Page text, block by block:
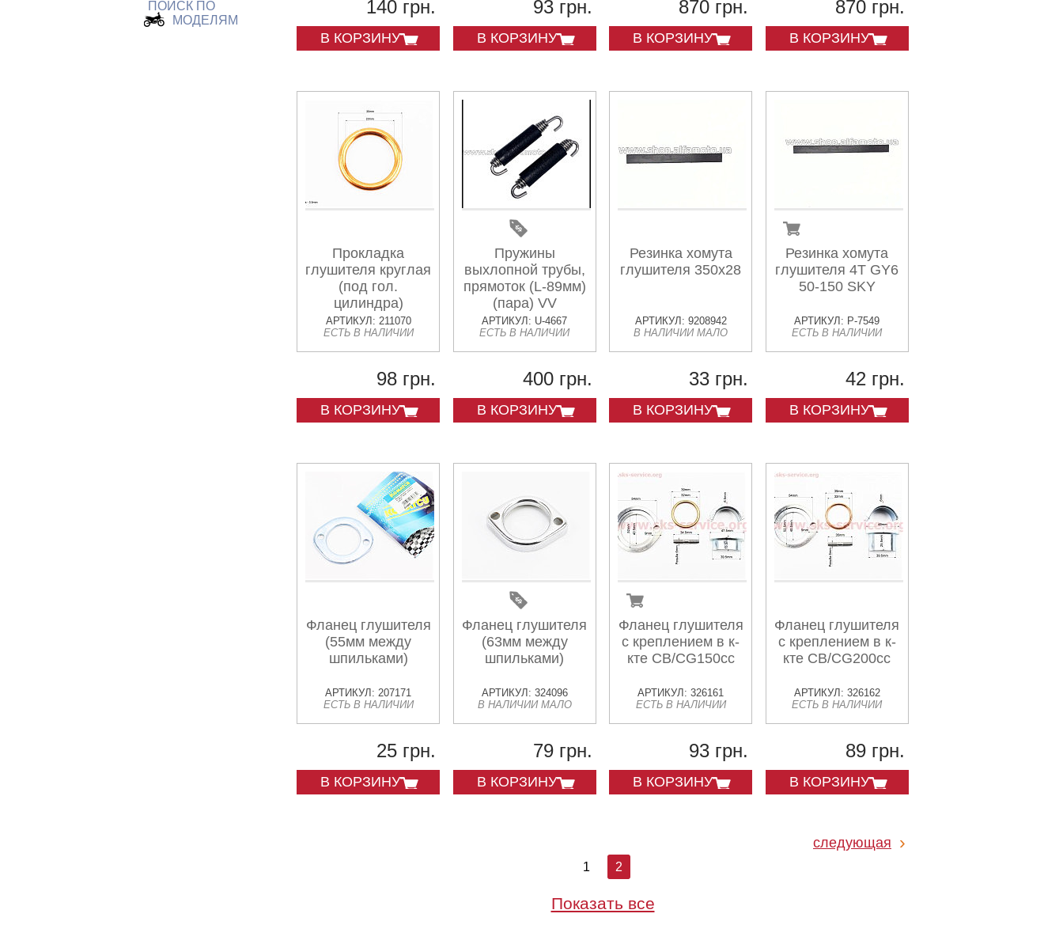
ПОИСК ПО
МОДЕЛЯМ
140 грн.
В КОРЗИНУ
93 грн.
В КОРЗИНУ
870 грн.
В КОРЗИНУ
870 грн.
В КОРЗИНУ
Прокладка
глушителя круглая
(под гол.
цилиндра)
"металл"
25x33mm, к-кт
10шт
АРТИКУЛ: 211070
ЕСТЬ В НАЛИЧИИ
98 грн.
В КОРЗИНУ
Пружины
выхлопной трубы,
прямоток (L-89мм)
(пара) VV
АРТИКУЛ: U-4667
ЕСТЬ В НАЛИЧИИ
400 грн.
В КОРЗИНУ
Резинка хомута
глушителя 350x28
АРТИКУЛ: 9208942
В НАЛИЧИИ МАЛО
33 грн.
В КОРЗИНУ
Резинка хомута
глушителя 4T GY6
50-150 SKY
АРТИКУЛ: P-7549
ЕСТЬ В НАЛИЧИИ
42 грн.
В КОРЗИНУ
Фланец глушителя
(55мм между
шпильками)
АРТИКУЛ: 207171
ЕСТЬ В НАЛИЧИИ
25 грн.
В КОРЗИНУ
Фланец глушителя
(63мм между
шпильками)
АРТИКУЛ: 324096
В НАЛИЧИИ МАЛО
79 грн.
В КОРЗИНУ
Фланец глушителя
с креплением в к-
кте CB/CG150cc
АРТИКУЛ: 326161
ЕСТЬ В НАЛИЧИИ
93 грн.
В КОРЗИНУ
Фланец глушителя
с креплением в к-
кте CB/CG200cc
АРТИКУЛ: 326162
ЕСТЬ В НАЛИЧИИ
89 грн.
В КОРЗИНУ
следующая
1 2
Показать все